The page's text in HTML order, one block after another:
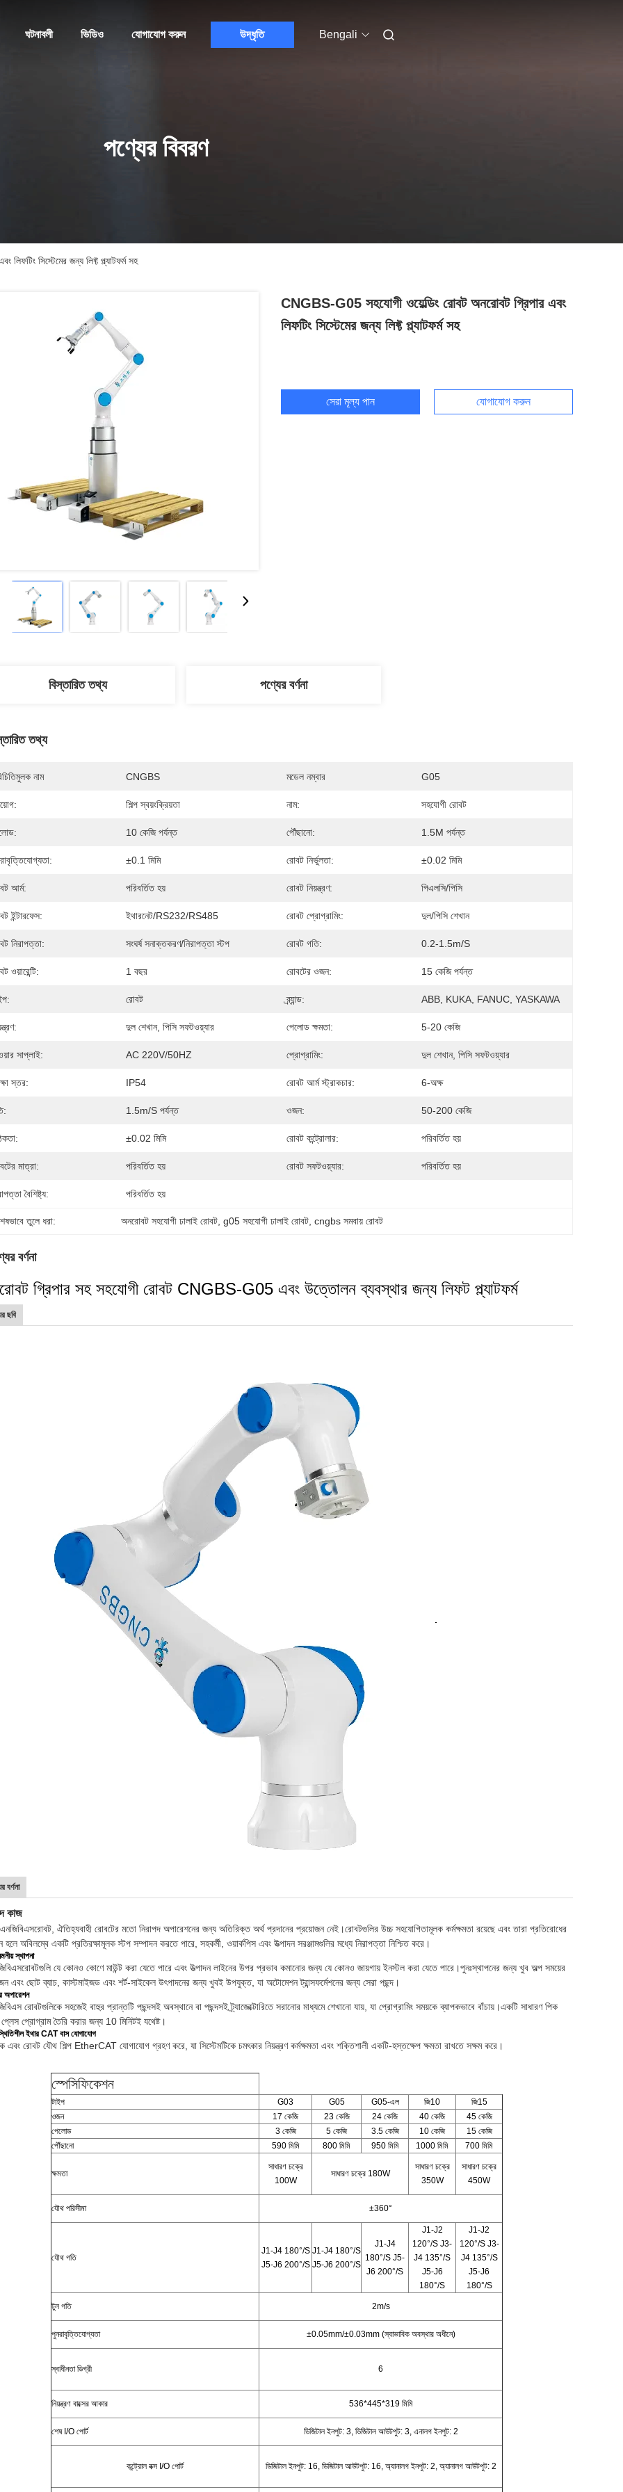
ঘটনাবলী ভিডিও যোগাযোগ করুন উদ্ধৃতি Bengali
পণ্যের বিবরণ
সিস্টেমের জন্য লিফ্ট প্ল্যাটফর্ম সহ
CNGBS-G05 সহযোগী ওয়েল্ডিং রোবট অনরোবট গ্রিপার এবং
লিফটিং সিস্টেমের জন্য লিফ্ট প্ল্যাটফর্ম সহ
সেরা মূল্য পান যোগাযোগ করুন
বিস্তারিত তথ্য পণ্যের বর্ণনা
তথ্য
নাম CNGBS মডেল নম্বার G05
শিল্প স্বয়ংক্রিয়তা নাম: সহযোগী রোবট
10 কেজি পর্যন্ত পৌঁছানো: 1.5M পর্যন্ত
±0.1 মিমি রোবট নির্ভুলতা: ±0.02 মিমি
আর্ম: পরিবর্তিত হয় রোবট নিয়ন্ত্রণ: পিএলসি/পিসি
ইন্টারফেস: ইথারনেট/RS232/RS485 রোবট প্রোগ্রামিং: দুল/পিসি শেখান
নিরাপত্তা: সংঘর্ষ সনাক্তকরণ/নিরাপত্তা স্টপ রোবট গতি: 0.2-1.5m/s
ওয়ারেন্টি: 1 বছর রোবটের ওজন: 15 কেজি পর্যন্ত
রোবট ব্র্যান্ড: ABB, KUKA, FANUC, YASKAWA
দুল শেখান, পিসি সফটওয়্যার পেলোড ক্ষমতা: 5-20 কেজি
সাপ্লাই: AC 220V/50HZ প্রোগ্রামিং: দুল শেখান, পিসি সফটওয়্যার
স্তর: IP54 রোবট আর্ম স্ট্রাকচার: 6-অক্ষ
1.5m/s পর্যন্ত ওজন: 50-200 কেজি
±0.02 মিমি রোবট কন্ট্রোলার: পরিবর্তিত হয়
মাত্রা: পরিবর্তিত হয় রোবট সফটওয়্যার: পরিবর্তিত হয়
বৈশিষ্ট্য: পরিবর্তিত হয়
তুলে ধরা: অনরোবট সহযোগী ঢালাই রোবট , g05 সহযোগী ঢালাই রোবট , cngbs সমবায় রোবট
বর্ণনা
গ্রিপার সহ সহযোগী রোবট CNGBS-G05 এবং উত্তোলন ব্যবস্থার জন্য লিফট প্ল্যাটফর্ম
ছবি
বর্ণনা
কাজ
রোবট, ঐতিহ্যবাহী রোবটের মতো নিরাপদ অপারেশনের জন্য অতিরিক্ত অর্থ প্রদানের প্রয়োজন নেই।রোবটগুলির উচ্চ সহযোগিতামূলক কর্মক্ষমতা রয়েছে এবং তারা প্রতিরোধের
হলে অবিলম্বে একটি প্রতিরক্ষামূলক স্টপ সম্পাদন করতে পারে, সহকর্মী, ওয়ার্কপিস এবং উত্পাদন সরঞ্জামগুলির মধ্যে নিরাপত্তা নিশ্চিত করে।
স্থাপনা
রোবটগুলি যে কোনও কোণে মাউন্ট করা যেতে পারে এবং উত্পাদন লাইনের উপর প্রভাব কমানোর জন্য যে কোনও জায়গায় ইনস্টল করা যেতে পারে।পুনঃস্থাপনের জন্য খুব অল্প সময়ের
এবং ছোট ব্যাচ, কাস্টমাইজড এবং শর্ট-সাইকেল উৎপাদনের জন্য খুবই উপযুক্ত, যা অটোমেশন ট্রান্সফর্মেশনের জন্য সেরা পছন্দ।
অপারেশন
রোবটগুলিকে সহজেই বাহুর প্রান্তটি পছন্দসই অবস্থানে বা পছন্দসই ট্র্যাজেক্টোরিতে সরানোর মাধ্যমে শেখানো যায়, যা প্রোগ্রামিং সময়কে ব্যাপকভাবে বাঁচায়।একটি সাধারণ পিক
প্লেস প্রোগ্রাম তৈরি করার জন্য 10 মিনিটই যথেষ্ট।
ইথার CAT বাস যোগাযোগ
এবং রোবট যৌথ শিল্প EtherCAT যোগাযোগ গ্রহণ করে, যা সিস্টেমটিকে চমৎকার নিয়ন্ত্রণ কর্মক্ষমতা এবং শক্তিশালী একটি-হস্তক্ষেপ ক্ষমতা রাখতে সক্ষম করে।
স্পেসিফিকেশন
টাইপ G03 G05 G05-এল জি10 জি15
ওজন
17 কেজি 23 কেজি 24 কেজি 40 কেজি
45 কেজি
পেলোড
3 কেজি 5 কেজি 3.5 কেজি 10 কেজি
15 কেজি
পৌঁছানো
590 মিমি 800 মিমি 950 মিমি 1000 মিমি 700 মিমি
ক্ষমতা
সাধারণ চক্রে
100W
সাধারণ চক্রে 180W
সাধারণ চক্রে
350W
সাধারণ চক্রে
450W
যৌথ পরিসীমা ±360°
যৌথ গতি
J1-J4 180°/S
J5-J6 200°/S
J1-J4 180°/S
J5-J6 200°/S
J1-J4
180°/S J5-
J6 200°/S
J1-J2
120°/S J3-
J4 135°/S
J5-J6
180°/S
J1-J2
120°/S J3-
J4 135°/S
J5-J6
180°/S
টুল গতি 2m/s
পুনরাবৃত্তিযোগ্যতা ±0.05mm/±0.03mm (স্বাভাবিক অবস্থার অধীনে)
স্বাধীনতা ডিগ্রী 6
নিয়ন্ত্রণ বাক্সের আকার 536*445*319 মিমি
শেষ I/O পোর্ট ডিজিটাল ইনপুট: 3, ডিজিটাল আউটপুট: 3, এনালগ ইনপুট: 2
কন্ট্রোল বক্স I/O পোর্ট ডিজিটাল ইনপুট: 16, ডিজিটাল আউটপুট: 16, অ্যানালগ ইনপুট: 2, অ্যানালগ আউটপুট: 2